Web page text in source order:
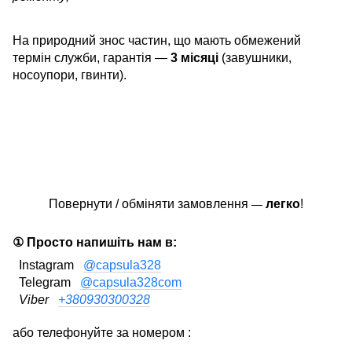
На природний знос частин, що мають обмежений
термін служби, гарантія — 3 місяці (завушники,
носоупори, гвинти).
Повернути / обміняти замовлення — легко!
① Просто напишіть нам в:
Instagram @capsula328
Telegram @capsula328com
Viber +380930300328
або телефонуйте за номером :